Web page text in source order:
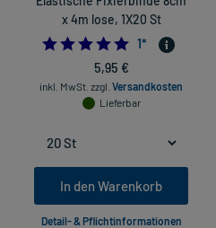
x 4m lose, 1X20 St
5.0
1*
5,95 €
inkl. MwSt. zzgl. Versandkosten
Lieferbar
In den Warenkorb
Detail- & Pflichtinformationen